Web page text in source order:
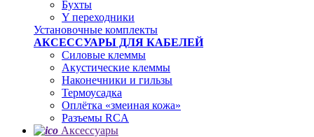
Бухты
Y переходники
Установочные комплекты
АКСЕССУАРЫ ДЛЯ КАБЕЛЕЙ
Силовые клеммы
Акустические клеммы
Наконечники и гильзы
Термоусадка
Oплётка «змеиная кожа»
Разъемы RCA
Аксессуары